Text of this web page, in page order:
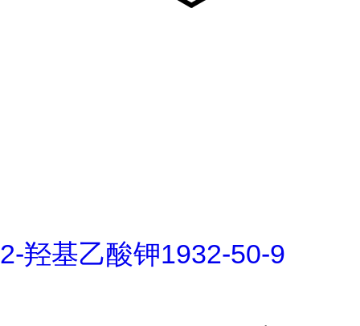
2-羟基乙酸钾1932-50-9